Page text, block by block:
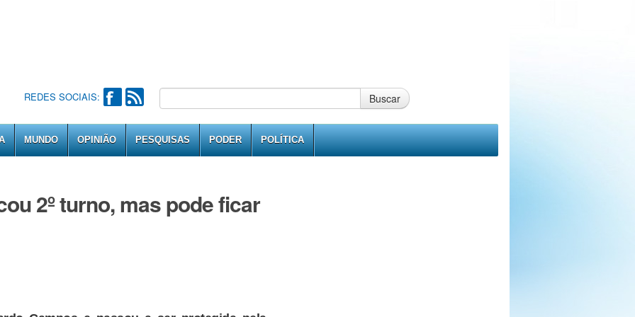
REDES SOCIAIS: Buscar
MUNDO OPINIÃO PESQUISAS PODER POLÍTICA
2º turno, mas pode ficar